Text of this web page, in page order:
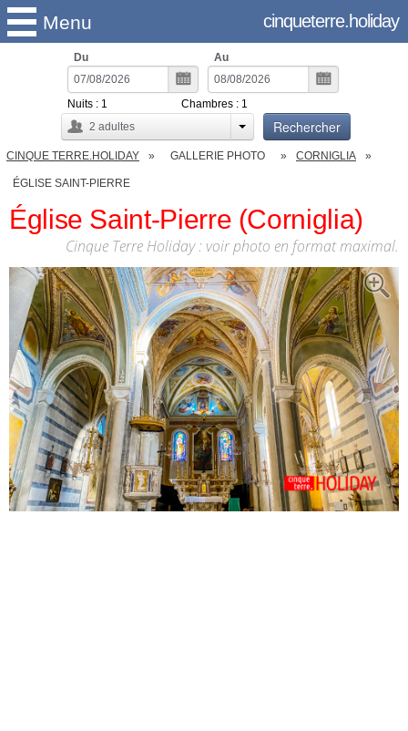
Menu cinqueterre.holiday
Du Au
2 adultes
Nuits : 1 Chambres : 1
Rechercher
CINQUE TERRE.HOLIDAY GALLERIE PHOTO CORNIGLIA
ÉGLISE SAINT-PIERRE
Église Saint-Pierre (Corniglia)
Cinque Terre Holiday : voir photo en format maximal.